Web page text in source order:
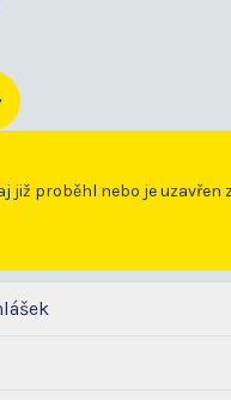
již proběhl nebo je uzavřen